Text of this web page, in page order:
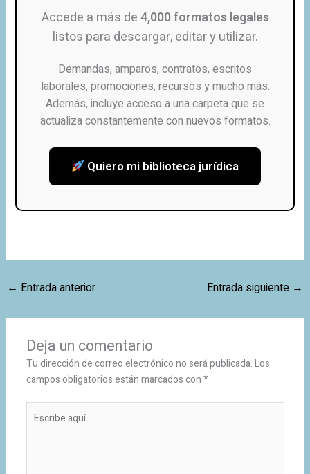
Accede a más de4,000 formatos legales
listos para descargar, editar y utilizar.
Demandas, amparos, contratos, escritos
laborales, promociones, recursos y mucho más.
Además, incluye acceso a una carpeta que se
actualiza constantemente con nuevos formatos.
Quiero mi biblioteca jurídica
← Entrada anterior Entrada siguiente →
Deja un comentario
Tu dirección de correo electrónico no será publicada.Los
campos obligatorios están marcados con*
aquí...